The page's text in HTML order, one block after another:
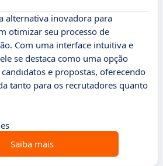
alternativa inovadora para
otimizar seu processo de
Com uma interface intuitiva e
se destaca como uma opção
e propostas, oferecendo
tanto para os recrutadores quanto
Saiba mais